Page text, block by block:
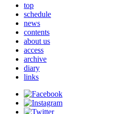
top
schedule
news
contents
about us
access
archive
diary
links